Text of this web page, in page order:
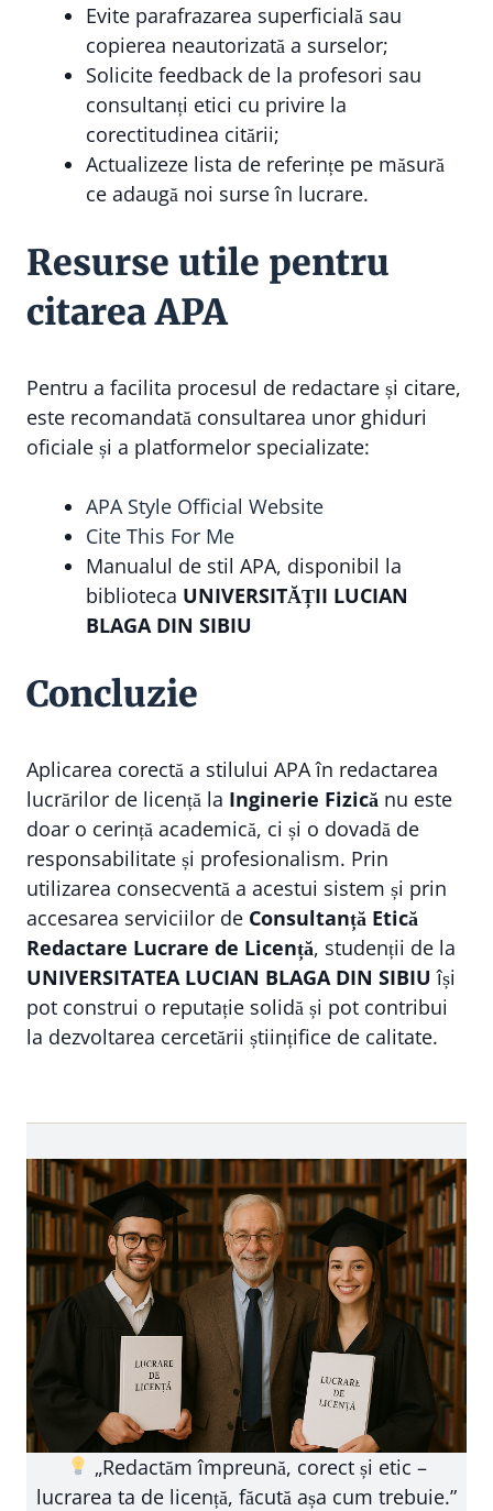
Evite parafrazarea superficială sau
copierea neautorizată a surselor;
Solicite feedback de la profesori sau
consultanți etici cu privire la
corectitudinea citării;
Actualizeze lista de referințe pe măsură
ce adaugă noi surse în lucrare.
Resurse utile pentru
citarea APA
Pentru a facilita procesul de redactare și citare,
este recomandată consultarea unor ghiduri
oficiale și a platformelor specializate:
APA Style Official Website
Cite This For Me
Manualul de stil APA, disponibil la
biblioteca UNIVERSITĂȚII LUCIAN
BLAGA DIN SIBIU
Concluzie
Aplicarea corectă a stilului APA în redactarea
lucrărilor de licență la Inginerie Fizică nu este
doar o cerință academică, ci și o dovadă de
responsabilitate și profesionalism. Prin
utilizarea consecventă a acestui sistem și prin
accesarea serviciilor de Consultanță Etică
Redactare Lucrare de Licență, studenții de la
UNIVERSITATEA LUCIAN BLAGA DIN SIBIU își
pot construi o reputație solidă și pot contribui
la dezvoltarea cercetării științifice de calitate.
„Redactăm împreună, corect și etic –
lucrarea ta de licență, făcută așa cum trebuie.”